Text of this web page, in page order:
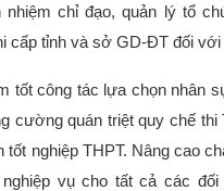
nhiệm chỉ đạo, quản lý tổ
cấp tỉnh và sở GD-ĐT đối
tốt công tác lựa chọn nhân
cường quán triệt quy chế thi
tốt nghiệp THPT. Nâng cao
nghiệp vụ cho tất cả các